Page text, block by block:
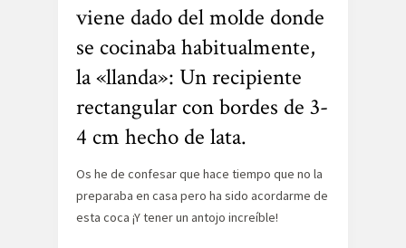
viene dado del molde donde
se cocinaba habitualmente,
la «llanda»: Un recipiente
rectangular con bordes de 3-
4 cm hecho de lata.
Os he de confesar que hace tiempo que no la
preparaba en casa pero ha sido acordarme de
esta coca ¡Y tener un antojo increíble!